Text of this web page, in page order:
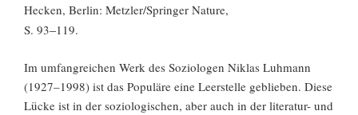
Hecken, Berlin: Metzler/Springer Nature,
S. 93–119.
Im umfangreichen Werk des Soziologen Niklas Luhmann
(1927–1998) ist das Populäre eine Leerstelle geblieben. Diese
Lücke ist in der soziologischen, aber auch in der literatur- und